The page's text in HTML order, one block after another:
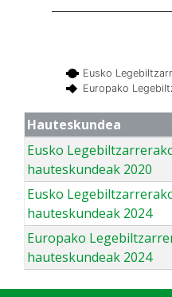
Eusko
Europako
Hauteskundea
Eusko
hauteskundeak 2020
Eusko
hauteskundeak 2024
Europako
hauteskundeak 2024